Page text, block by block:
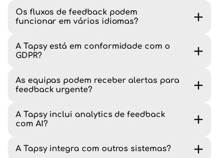
Os fluxos de feedback podem
funcionar em vários idiomas?
A Tapsy está em conformidade com o
GDPR?
As equipas podem receber alertas para
feedback urgente?
A Tapsy inclui analytics de feedback
com AI?
A Tapsy integra com outros sistemas?